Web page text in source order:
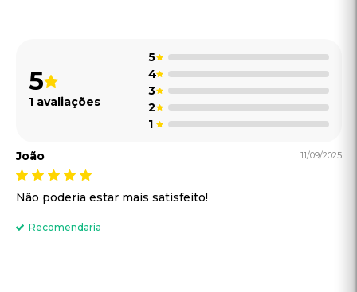
5
1 avaliações
5
4
3
2
1
João 11/09/2025
Não poderia estar mais satisfeito!
Recomendaria